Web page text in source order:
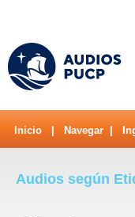
Inicio Navegar
Audios según